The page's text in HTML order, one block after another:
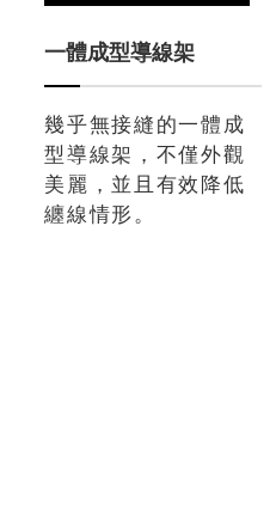
一體成型導線架
幾乎無接縫的一體成
型導線架，不僅外觀
美麗，並且有效降低
纏線情形。